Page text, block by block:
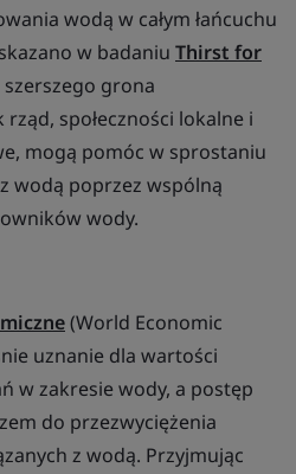
wodą w całym łańcuchu
w badaniu Thirst for
szerszego grona
społeczności lokalne i
mogą pomóc w sprostaniu
wodą poprzez wspólną
wody.
(World Economic
uznanie dla wartości
w zakresie wody, a postęp
do przezwyciężenia
z wodą. Przyjmując